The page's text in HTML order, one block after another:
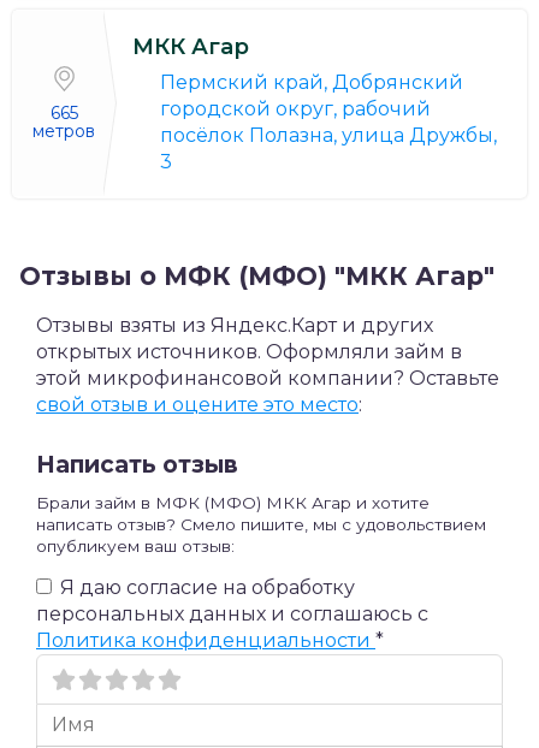
665
метров
МКК Агар
Пермский край, Добрянский
городской округ, рабочий
посёлок Полазна, улица Дружбы,
3
Отзывы о МФК (МФО) "МКК Агар"
Отзывы взяты из Яндекс.Карт и других
открытых источников. Оформляли займ в
этой микрофинансовой компании? Оставьте
свой отзыв и оцените это место:
Написать отзыв
Брали займ в МФК (МФО) МКК Агар и хотите
написать отзыв? Смело пишите, мы с удовольствием
опубликуем ваш отзыв:
Я даю согласие на обработку
персональных данных и соглашаюсь c
Политика конфиденциальности *